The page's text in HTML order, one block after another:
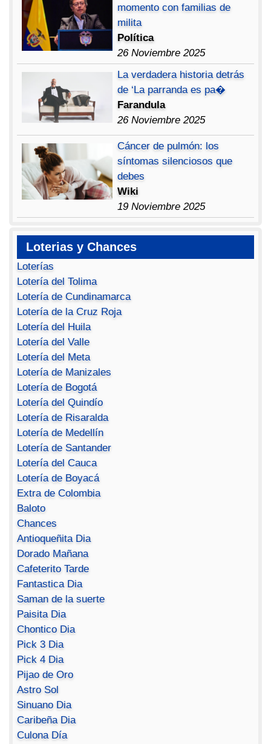
momento con familias de
milita
Política
26 Noviembre 2025
La verdadera historia detrás
de ‘La parranda es pa�
Farandula
26 Noviembre 2025
Cáncer de pulmón: los
síntomas silenciosos que
debes
Wiki
19 Noviembre 2025
Loterias y Chances
Loterías
Lotería del Tolima
Lotería de Cundinamarca
Lotería de la Cruz Roja
Lotería del Huila
Lotería del Valle
Lotería del Meta
Lotería de Manizales
Lotería de Bogotá
Lotería del Quindío
Lotería de Risaralda
Lotería de Medellín
Lotería de Santander
Lotería del Cauca
Lotería de Boyacá
Extra de Colombia
Baloto
Chances
Antioqueñita Dia
Dorado Mañana
Cafeterito Tarde
Fantastica Dia
Saman de la suerte
Paisita Dia
Chontico Dia
Pick 3 Dia
Pick 4 Dia
Pijao de Oro
Astro Sol
Sinuano Dia
Caribeña Dia
Culona Día